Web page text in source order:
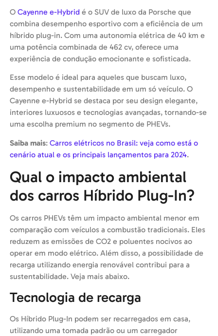
O Cayenne e-Hybrid é o SUV de luxo da Porsche que
combina desempenho esportivo com a eficiência de um
híbrido plug-in. Com uma autonomia elétrica de 40 km e
uma potência combinada de 462 cv, oferece uma
experiência de condução emocionante e sofisticada.
Esse modelo é ideal para aqueles que buscam luxo,
desempenho e sustentabilidade em um só veículo. O
Cayenne e-Hybrid se destaca por seu design elegante,
interiores luxuosos e tecnologias avançadas, tornando-se
uma escolha premium no segmento de PHEVs.
Saiba mais: Carros elétricos no Brasil: veja como está o
cenário atual e os principais lançamentos para 2024.
Qual o impacto ambiental
dos carros Híbrido Plug-In?
Os carros PHEVs têm um impacto ambiental menor em
comparação com veículos a combustão tradicionais. Eles
reduzem as emissões de CO2 e poluentes nocivos ao
operar em modo elétrico. Além disso, a possibilidade de
recarga utilizando energia renovável contribui para a
sustentabilidade. Veja mais abaixo.
Tecnologia de recarga
Os Híbrido Plug-In podem ser recarregados em casa,
utilizando uma tomada padrão ou um carregador